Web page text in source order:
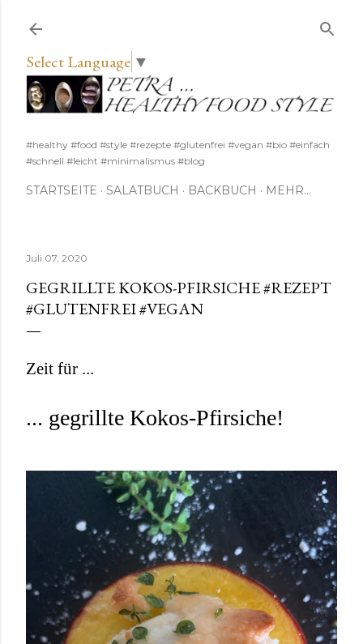
Select Language ▼
#healthy #food #style #rezepte #glutenfrei #vegan #bio #einfach
#schnell #leicht #minimalismus #blog
STARTSEITE SALATBUCH BACKBUCH MEHR…
Juli 07, 2020
GEGRILLTE KOKOS-PFIRSICHE #REZEPT
#GLUTENFREI #VEGAN
Zeit für ...
... gegrillte Kokos-Pfirsiche!